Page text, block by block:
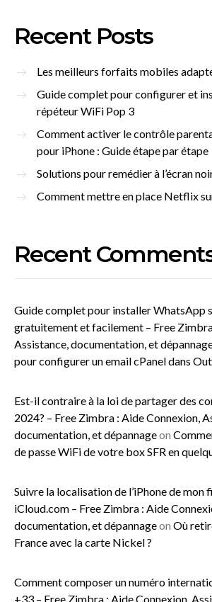
Recent Posts
Les meilleurs forfaits mobiles
Guide complet pour configurer et
répéteur WiFi Pop 3
Comment activer le contrôle
pour iPhone : Guide étape par étape
Solutions pour remédier à l’écran
Comment mettre en place Netflix
Recent
Guide complet pour installer WhatsApp
gratuitement et facilement – Free
Assistance, documentation, et
pour configurer un email cPanel dans
Est-il contraire à la loi de partager des
2024? – Free Zimbra : Aide Connexion,
documentation, et dépannageon
de passe WiFi de votre box SFR en
Suivre la localisation de l’iPhone de mon
iCloud.com – Free Zimbra : Aide
documentation, et dépannageon Où
France avec la carte Nickel ?
Comment composer un numéro
+33 – Free Zimbra : Aide Connexion,